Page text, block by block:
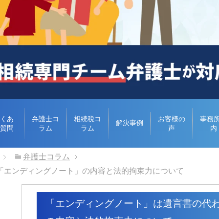
あ
問
弁護士コ
ラム
相続税コ
ラム
解決事例
お客様の
声
事務
内
弁護士コラム
ンディングノート」の内容と法的拘束力について
「エンディングノート」は遺言書の